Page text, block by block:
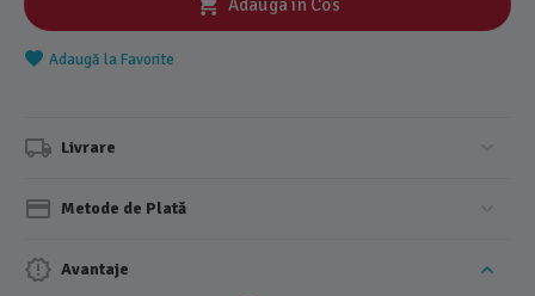
Adauga in Cos
Adaugă la Favorite
Livrare
Metode de Plată
Avantaje